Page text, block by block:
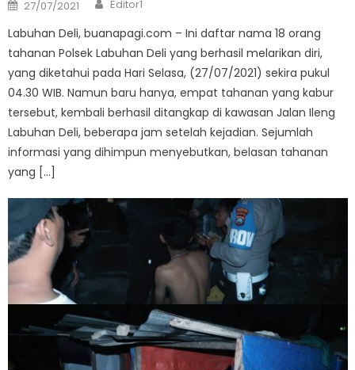
on
27/07/2021 Editor1
Labuhan Deli, buanapagi.com – Ini daftar nama 18 orang
tahanan Polsek Labuhan Deli yang berhasil melarikan diri,
yang diketahui pada Hari Selasa, (27/07/2021) sekira pukul
04.30 WIB. Namun baru hanya, empat tahanan yang kabur
tersebut, kembali berhasil ditangkap di kawasan Jalan Ileng
Labuhan Deli, beberapa jam setelah kejadian. Sejumlah
informasi yang dihimpun menyebutkan, belasan tahanan
yang […]